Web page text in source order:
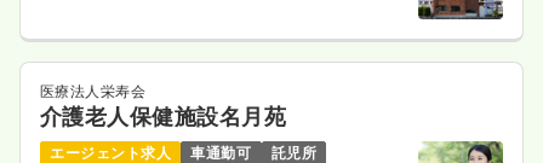
医療法人栄寿会
介護老人保健施設名月苑
エージェント求人 車通勤可
託児所